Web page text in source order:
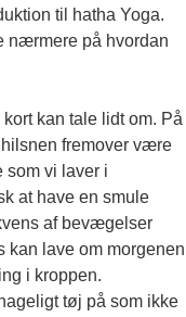
til hatha Yoga.
nærmere på hvordan
kan tale lidt om. På
fremover være
vi laver i
at have en smule
af bevægelser
lave om morgenen
i kroppen.
tøj på som ikke